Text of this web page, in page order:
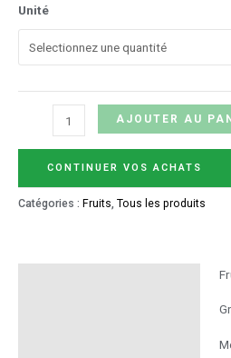
Unité
AJOUTER AU
CONTINUER VOS ACHATS
Catégories : Fruits, Tous les produits